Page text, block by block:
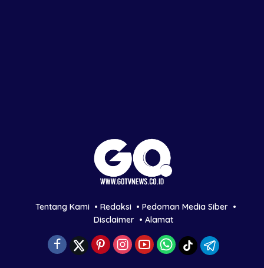
Tentang Kami Redaksi
Pedoman Media Siber
Disclaimer
Alamat